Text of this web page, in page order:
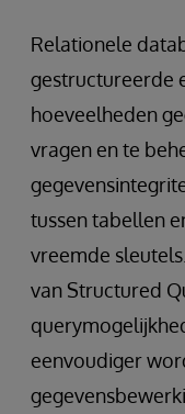
Relationele
gestructureerde
hoeveelheden
vragen en te
tussen tabellen
vreemde
van Structured
eenvoudiger